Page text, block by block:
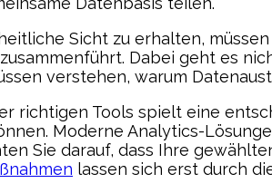
Sicht zu erhalten,
Dabei geht es
verstehen, warum
richtigen Tools spielt eine
Moderne Analytics-
Sie darauf, dass Ihre
lassen sich erst durch